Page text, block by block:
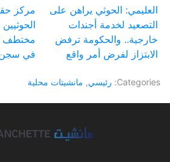
العليمي: الحوثي يراهن على
التصعيد لخدمة أجندات
خارجية.. والحكومة ترفض
الابتزاز لفرض أمر واقع
مركز
مختطف
في سجن
Categories: رئيسي, مانشيتات محلية